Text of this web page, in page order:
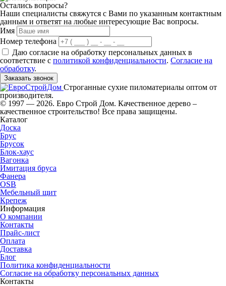
Остались вопросы?
Наши специалисты свяжутся с Вами по указанным контактным
данным и ответят на любые интересующие Вас вопросы.
Имя
Номер телефона
Даю согласие на обработку персональных данных в
соответствие с политикой конфиденциальности. Согласие на
обработку.
Заказать звонок
Строганные сухие пиломатериалы оптом от
производителя.
© 1997 — 2026. Евро Строй Дом. Качественное дерево –
качественное строительство! Все права защищены.
Каталог
Доска
Брус
Брусок
Блок-хаус
Вагонка
Имитация бруса
Фанера
OSB
Мебельный щит
Крепеж
Информация
О компании
Контакты
Прайс-лист
Оплата
Доставка
Блог
Политика конфиденциальности
Согласие на обработку персональных данных
Контакты